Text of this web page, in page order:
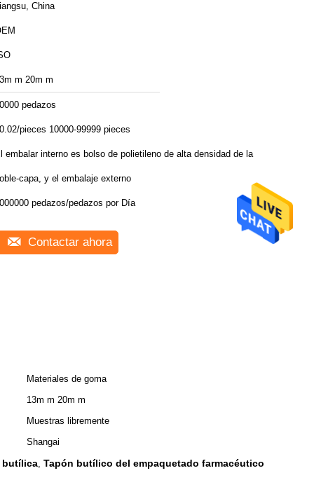
China
m 20m m
pedazos
pieces 10000-99999 pieces
embalar interno es bolso de polietileno de alta densidad de la
capa, y el embalaje externo
5000000 pedazos/pedazos por Día
Contactar ahora
Materiales de goma
13m m 20m m
Muestras libremente
Shangai
butílica, Tapón butílico del empaquetado farmacéutico